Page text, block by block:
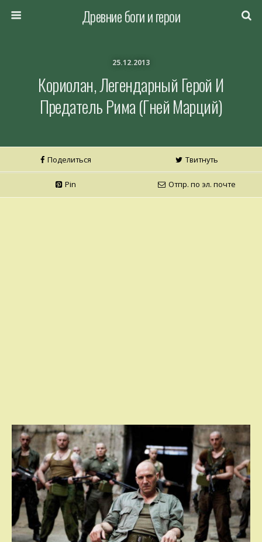
Древние боги и герои
25.12.2013
Кориолан, Легендарный Герой И
Предатель Рима (Гней Марций)
Поделиться Твитнуть
Pin Отпр. по эл. почте